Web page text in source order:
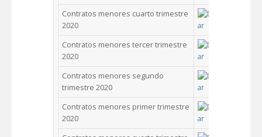
Contratos menores cuarto trimestre
2020
Contratos menores tercer trimestre
2020
Contratos menores segundo
trimestre 2020
Contratos menores primer trimestre
2020